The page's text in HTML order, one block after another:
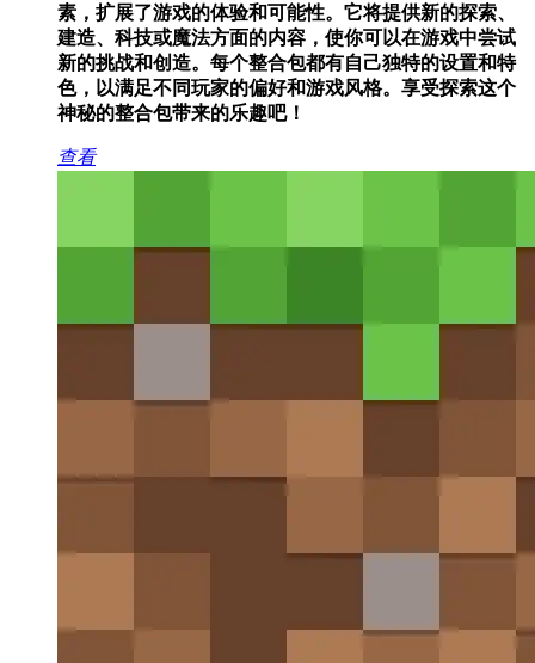
素，扩展了游戏的体验和可能性。它将提供新的探索、
建造、科技或魔法方面的内容，使你可以在游戏中尝试
新的挑战和创造。每个整合包都有自己独特的设置和特
色，以满足不同玩家的偏好和游戏风格。享受探索这个
神秘的整合包带来的乐趣吧！
查看